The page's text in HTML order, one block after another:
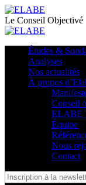
Le Conseil Objectivé
Études &
Analyses
Nos actualités
À propos
Conseil
ELABE
Équipe
Nous
Contact